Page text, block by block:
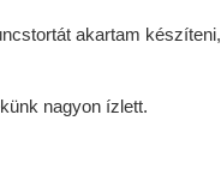
akartam készíteni,
nagyon ízlett.